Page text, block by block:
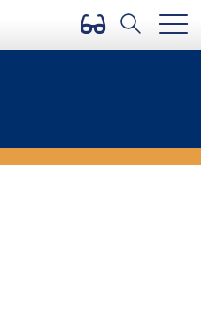
для слабовидящих